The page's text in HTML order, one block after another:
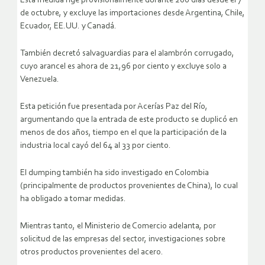
de octubre, y excluye las importaciones desde Argentina, Chile,
Ecuador, EE.UU. y Canadá.
También decretó salvaguardias para el alambrón corrugado,
cuyo arancel es ahora de 21,96 por ciento y excluye solo a
Venezuela.
Esta petición fue presentada por Acerías Paz del Río,
argumentando que la entrada de este producto se duplicó en
menos de dos años, tiempo en el que la participación de la
industria local cayó del 64 al 33 por ciento.
El dumping también ha sido investigado en Colombia
(principalmente de productos provenientes de China), lo cual
ha obligado a tomar medidas.
Mientras tanto, el Ministerio de Comercio adelanta, por
solicitud de las empresas del sector, investigaciones sobre
otros productos provenientes del acero.